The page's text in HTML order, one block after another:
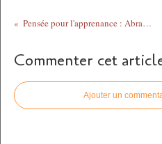
Pensée pour l'apprenance : Abraham Pain
Commenter cet
Ajouter un